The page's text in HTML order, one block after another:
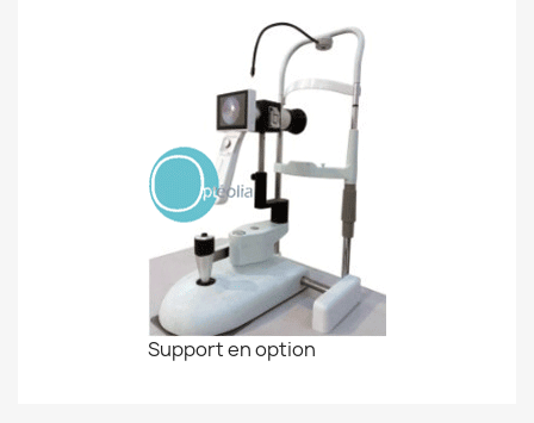
Support en option